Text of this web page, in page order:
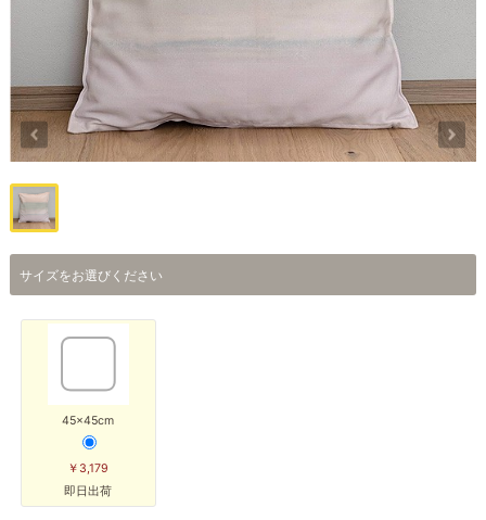
サイズをお選びください
45×45cm
￥3,179
即日出荷